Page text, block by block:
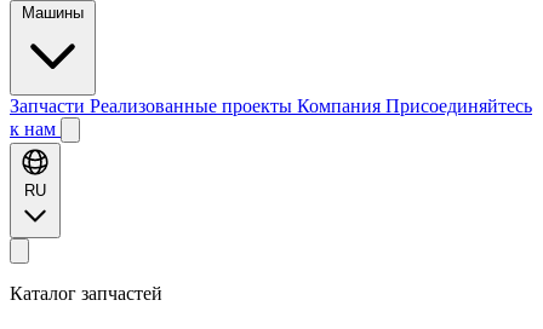
Машины
Запчасти Реализованные проекты Компания Присоединяйтесь
к нам
RU
Каталог запчастей